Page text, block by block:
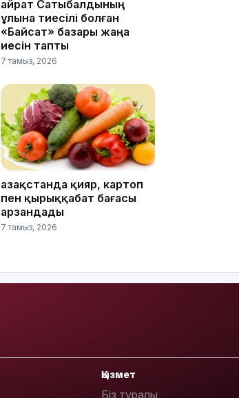
Қайрат Сатыбалдының
ұлына тиесілі болған
«Байсат» базары жаңа
иесін тапты
7 тамыз, 2026
Қазақстанда қияр, картоп
пен қырыққабат бағасы
арзандады
7 тамыз, 2026
Қызмет
Біз туралы